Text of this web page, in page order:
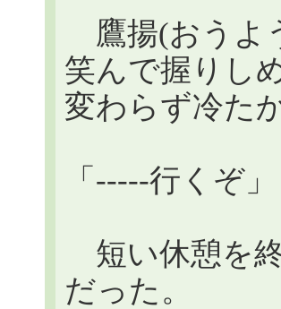
鷹揚(おうよ
笑んで握りし
変わらず冷た
「-----行くぞ」
短い休憩を
だった。